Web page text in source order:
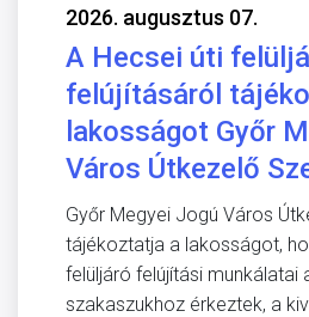
2026. augusztus 07.
A Hecsei úti
felújításáról
lakosságot Győr
Város Útkezelő
Győr Megyei Jogú Város
tájékoztatja a lakosságot,
felüljáró felújítási munkálatai
szakaszukhoz érkeztek, a